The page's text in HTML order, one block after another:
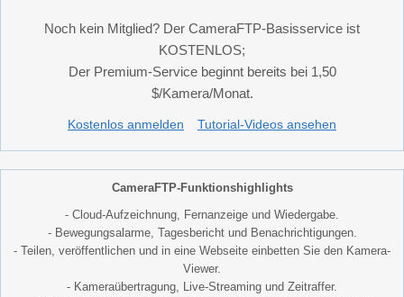
Noch kein Mitglied? Der CameraFTP-Basisservice ist
KOSTENLOS;
Der Premium-Service beginnt bereits bei 1,50
$/Kamera/Monat.
Kostenlos anmelden Tutorial-Videos ansehen
CameraFTP-Funktionshighlights
- Cloud-Aufzeichnung, Fernanzeige und Wiedergabe.
- Bewegungsalarme, Tagesbericht und Benachrichtigungen.
- Teilen, veröffentlichen und in eine Webseite einbetten Sie den Kamera-
Viewer.
- Kameraübertragung, Live-Streaming und Zeitraffer.